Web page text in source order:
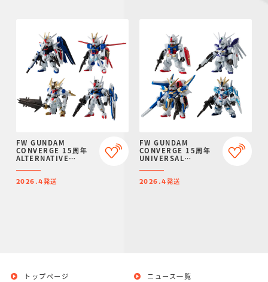
FW GUNDAM
CONVERGE 15周年
ALTERNATIVE
アムバンダイ限定】
2026.4発送
FW GUNDAM
CONVERGE 15周年
UNIVERSAL
ミアムバンダイ限定】
2026.4発送
トップページ ニュース一覧